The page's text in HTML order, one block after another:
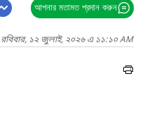
আপনার মতামত প্রদান করুন
রবিবার, ১২ জুলাই, ২০২৬ এ ১১:১০ AM